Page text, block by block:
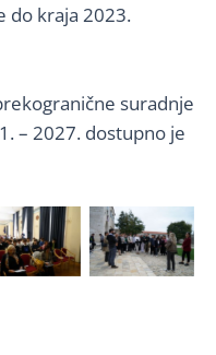
do kraja 2023.
suradnje
– 2027. dostupno je